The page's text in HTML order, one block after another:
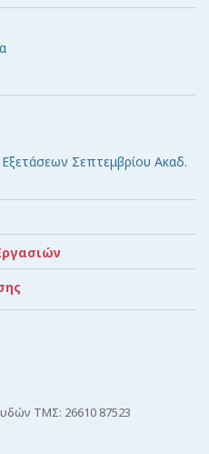
Σεπτεμβρίου Ακαδ.
ΤΜΣ: 26610 87523